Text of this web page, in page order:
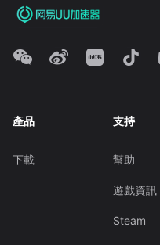
產品
下載
支持
幫助
遊戲資訊
Steam